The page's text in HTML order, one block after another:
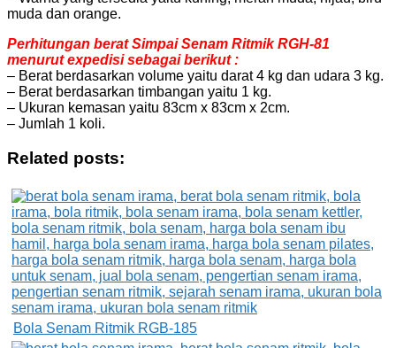
muda dan orange.
Perhitungan berat Simpai Senam Ritmik RGH-81
menurut expedisi sebagai berikut :
– Berat berdasarkan volume yaitu darat 4 kg dan udara 3 kg.
– Berat berdasarkan timbangan yaitu 1 kg.
– Ukuran kemasan yaitu 83cm x 83cm x 2cm.
– Jumlah 1 koli.
Related posts:
Bola Senam Ritmik RGB-185